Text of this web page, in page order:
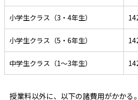
小学生クラス（3・4年生）
小学生クラス（5・6年生）
中学生クラス（1～3年生）
授業料以外に、以下の諸費用がかかる。